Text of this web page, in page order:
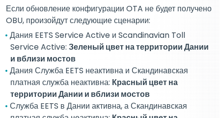
Если обновление конфигурации OTA не будет получено
OBU, произойдут следующие сценарии:
Дания EETS Service Active и Scandinavian Toll
Service Active: Зеленый цвет на территории Дании
и вблизи мостов
Дания Служба EETS неактивна и Скандинавская
платная служба неактивна: Красный цвет на
территории Дании и вблизи мостов
Служба EETS в Дании активна, а Скандинавская